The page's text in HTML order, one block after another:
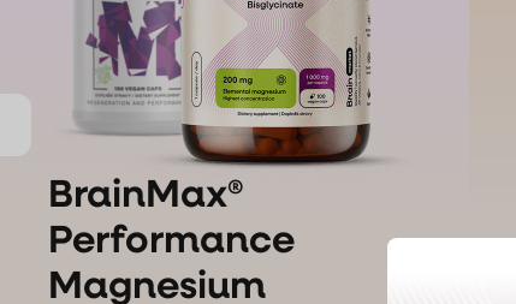
BrainMax®
Performance
Magnesium